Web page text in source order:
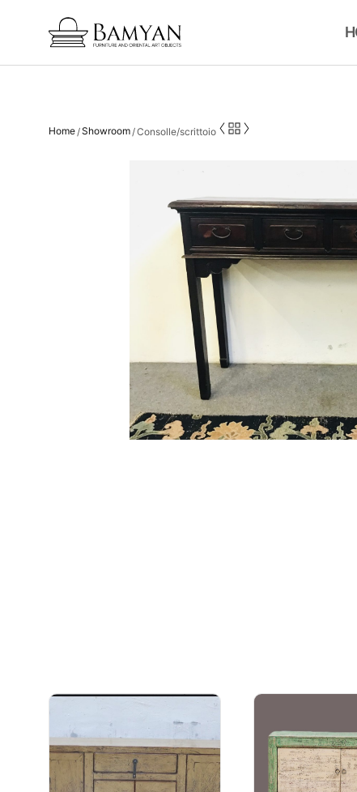
Home /Showroom /Consolle/scrittoio